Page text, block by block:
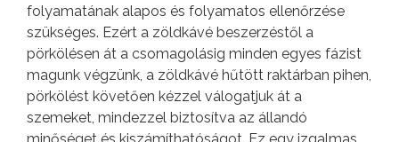
folyamatának alapos és folyamatos ellenőrzése
szükséges. Ezért a zöldkávé beszerzéstől a
pörkölésen át a csomagolásig minden egyes fázist
magunk végzünk, a zöldkávé hűtött raktárban pihen,
pörkölést követően kézzel válogatjuk át a
szemeket, mindezzel biztosítva az állandó